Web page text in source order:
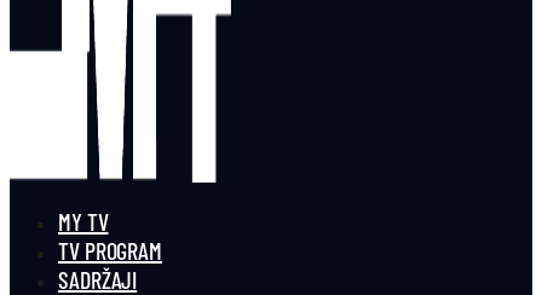
MY TV
TV PROGRAM
SADRŽAJI